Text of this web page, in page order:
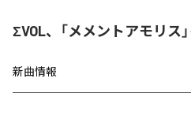
ΣVOL、「メメントアモリス
新曲情報